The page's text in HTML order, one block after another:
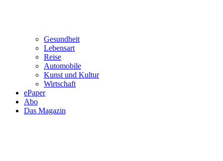
Gesundheit
Lebensart
Reise
Automobile
Kunst und Kultur
Wirtschaft
ePaper
Abo
Das Magazin